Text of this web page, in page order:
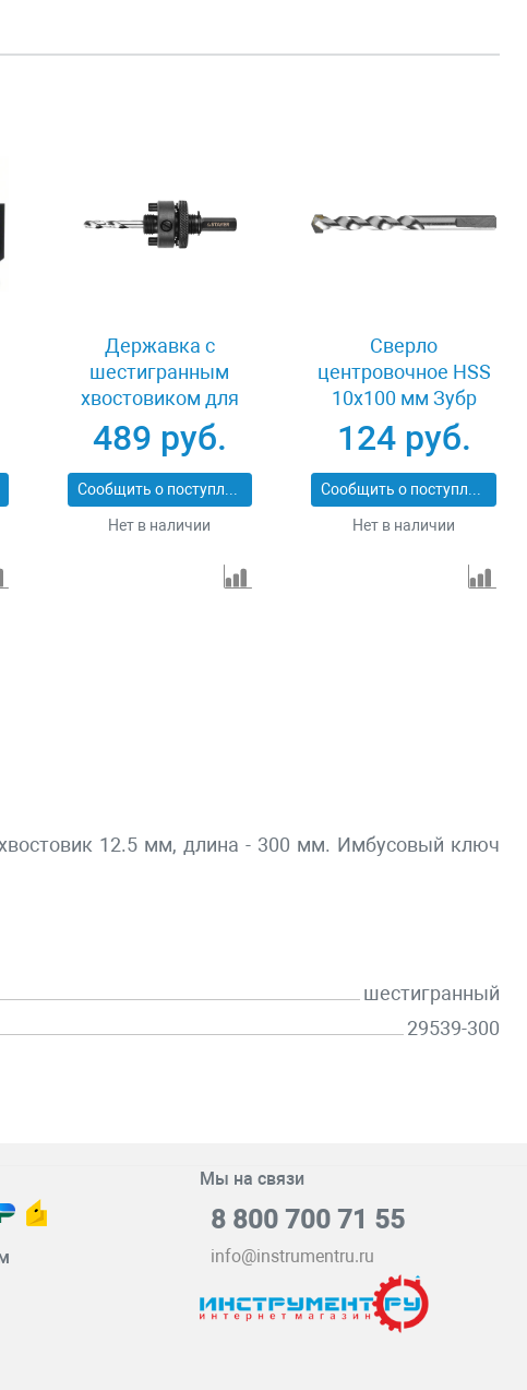
Державка с
шестигранным
хвостовиком для
биметаллической
коронки 32-200 мм
Stayer
PROFESSIONAL
29548
489 руб.
Сообщить о поступлении
Нет в наличии
Сверло
центровочное HSS
10х100 мм Зубр
ПРОФИ 29520
124 руб.
Сообщить о поступлении
Нет в наличии
12.5 мм, длина - 300 мм. Имбусовый ключ
шестигранный
29539-300
Мы на связи
8 800 700 71 55
info@instrumentru.ru